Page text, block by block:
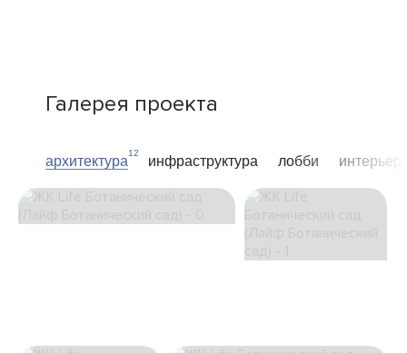
Галерея проекта
архитектура
12
инфраструктура лобби интерьер